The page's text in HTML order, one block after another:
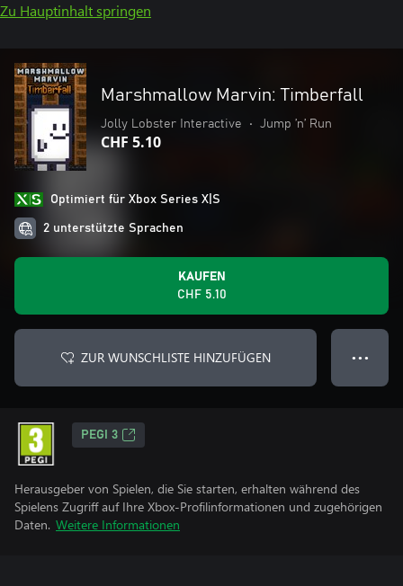
Zu Hauptinhalt springen
Marshmallow Marvin: Timberfall
Jolly Lobster Interactive • Jump ’n’ Run
CHF 5.10
Optimiert für Xbox Series X|S
2 unterstützte Sprachen
KAUFEN
CHF 5.10
ZUR WUNSCHLISTE HINZUFÜGEN ● ● ●
PEGI 3
Herausgeber von Spielen, die Sie starten, erhalten während des
Spielens Zugriff auf Ihre Xbox-Profilinformationen und zugehörigen
Daten. Weitere Informationen